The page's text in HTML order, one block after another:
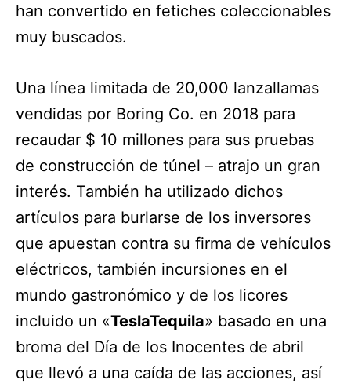
han convertido en fetiches coleccionables
muy buscados.
Una línea limitada de 20,000 lanzallamas
vendidas por Boring Co. en 2018 para
recaudar $ 10 millones para sus pruebas
de construcción de túnel – atrajo un gran
interés. También ha utilizado dichos
artículos para burlarse de los inversores
que apuestan contra su firma de vehículos
eléctricos, también incursiones en el
mundo gastronómico y de los licores
incluido un «TeslaTequila» basado en una
broma del Día de los Inocentes de abril
que llevó a una caída de las acciones, así